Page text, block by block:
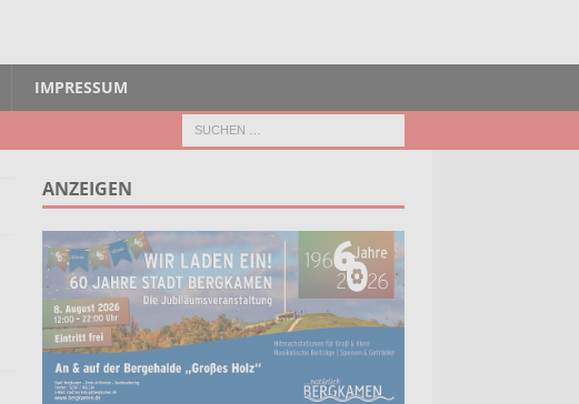
IMPRESSUM
ANZEIGEN